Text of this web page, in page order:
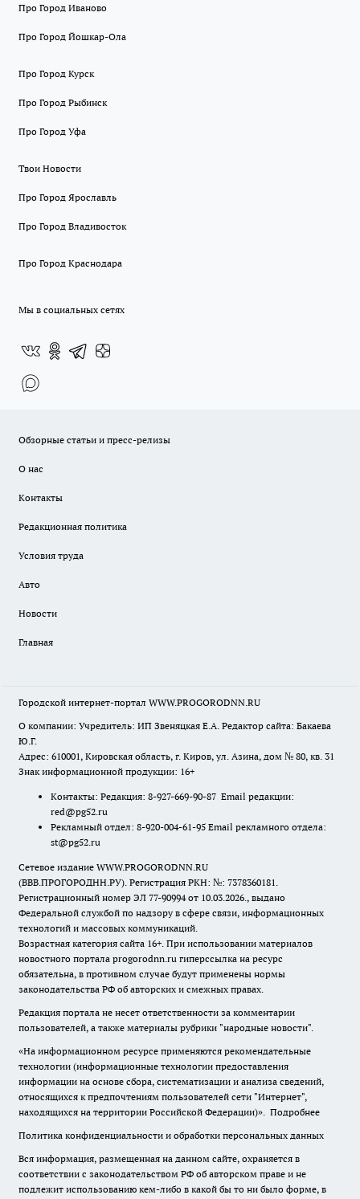
Про Город Иваново
Про Город Йошкар-Ола
Про Город Курск
Про Город Рыбинск
Про Город Уфа
Твои Новости
Про Город Ярославль
Про Город Владивосток
Про Город Краснодара
Мы в социальных сетях
Обзорные статьи и пресс-релизы
О нас
Контакты
Редакционная политика
Условия труда
Авто
Новости
Главная
Городской интернет-портал WWW.PROGORODNN.RU
О компании: Учредитель: ИП Звеняцкая Е.А. Редактор сайта: Бакаева
Ю.Г.
Адрес: 610001, Кировская область, г. Киров, ул. Азина, дом № 80, кв. 31
Знак информационной продукции: 16+
Контакты: Редакция: 8-927-669-90-87 Email редакции:
red@pg52.ru
Рекламный отдел: 8-920-004-61-95 Email рекламного отдела:
st@pg52.ru
Сетевое издание WWW.PROGORODNN.RU
(ВВВ.ПРОГОРОДНН.РУ). Регистрация РКН: №: 7378360181.
Регистрационный номер ЭЛ 77-90994 от 10.03.2026., выдано
Федеральной службой по надзору в сфере связи, информационных
технологий и массовых коммуникаций.
Возрастная категория сайта 16+. При использовании материалов
новостного портала progorodnn.ru гиперссылка на ресурс
обязательна, в противном случае будут применены нормы
законодательства РФ об авторских и смежных правах.
Редакция портала не несет ответственности за комментарии
пользователей, а также материалы рубрики "народные новости".
«На информационном ресурсе применяются рекомендательные
технологии (информационные технологии предоставления
информации на основе сбора, систематизации и анализа сведений,
относящихся к предпочтениям пользователей сети "Интернет",
находящихся на территории Российской Федерации)». Подробнее
Политика конфиденциальности и обработки персональных данных
Вся информация, размещенная на данном сайте, охраняется в
соответствии с законодательством РФ об авторском праве и не
подлежит использованию кем-либо в какой бы то ни было форме, в